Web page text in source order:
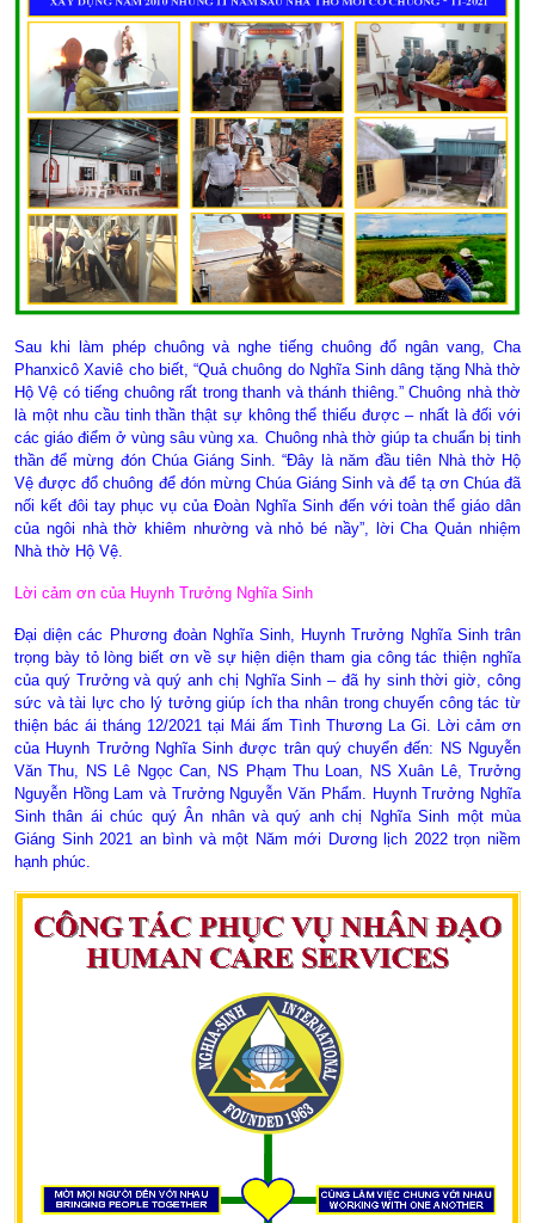
Sau khi làm phép chuông và nghe tiếng chuông đổ ngân vang, Cha
Phanxicô Xaviê cho biết, “Quả chuông do Nghĩa Sinh dâng tặng Nhà thờ
Hộ Vệ có tiếng chuông rất trong thanh và thánh thiêng.” Chuông nhà thờ
là một nhu cầu tinh thần thật sự không thể thiếu được – nhất là đối với
các giáo điểm ở vùng sâu vùng xa. Chuông nhà thờ giúp ta chuẩn bị tinh
thần để mừng đón Chúa Giáng Sinh. “Đây là năm đầu tiên Nhà thờ Hộ
Vệ được đổ chuông để đón mừng Chúa Giáng Sinh và để tạ ơn Chúa đã
nối kết đôi tay phục vụ của Đoàn Nghĩa Sinh đến với toàn thể giáo dân
của ngôi nhà thờ khiêm nhường và nhỏ bé nầy”, lời Cha Quản nhiệm
Nhà thờ Hộ Vệ.
Lời cảm ơn của Huynh Trưởng Nghĩa Sinh
Đại diện các Phương đoàn Nghĩa Sinh, Huynh Trưởng Nghĩa Sinh trân
trọng bày tỏ lòng biết ơn về sự hiện diện tham gia công tác thiện nghĩa
của quý Trưởng và quý anh chị Nghĩa Sinh – đã hy sinh thời giờ, công
sức và tài lực cho lý tưởng giúp ích tha nhân trong chuyến công tác từ
thiện bác ái tháng 12/2021 tại Mái ấm Tình Thương La Gi. Lời cảm ơn
của Huynh Trưởng Nghĩa Sinh được trân quý chuyển đến: NS Nguyễn
Văn Thu, NS Lê Ngọc Can, NS Phạm Thu Loan, NS Xuân Lê, Trưởng
Nguyễn Hồng Lam và Trưởng Nguyễn Văn Phẩm. Huynh Trưởng Nghĩa
Sinh thân ái chúc quý Ân nhân và quý anh chị Nghĩa Sinh một mùa
Giáng Sinh 2021 an bình và một Năm mới Dương lịch 2022 trọn niềm
hạnh phúc.